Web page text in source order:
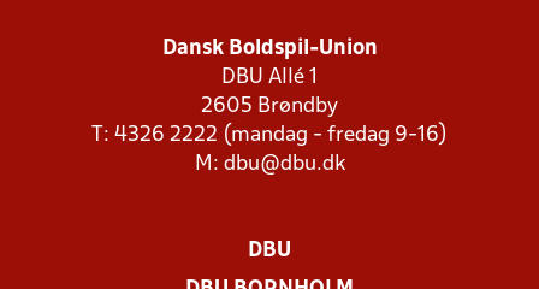
Dansk Boldspil-Union
DBU Allé 1
2605 Brøndby
T: 4326 2222 (mandag - fredag 9-16)
M: dbu@dbu.dk
DBU